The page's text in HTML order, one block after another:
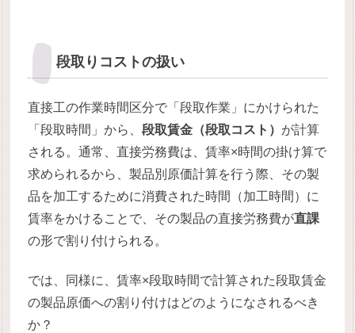
段取りコストの扱い
直接工の作業時間区分で「段取作業」にかけられた
「段取時間」から、段取賃金（段取コスト） が計算
される。通常、直接労務費は、賃率×時間の掛け算で
求められるから、製品別原価計算を行う際、その製
品を加工するために消費された時間（加工時間）に
賃率をかけることで、その製品の直接労務費が直課
の形で割り付けられる。
では、同様に、賃率×段取時間で計算された段取賃金
の製品原価への割り付けはどのようになされるべき
か？